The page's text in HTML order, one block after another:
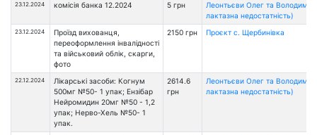
23.12.2024 комісія банка 12.2024 5 грн
Леонтьєви Олег та
лактазна недостатність)
23.12.2024
Проїзд вихованця,
переоформлення інвалідності
та військовий облік, скарги,
фото
2150 грн Проєкт с. Щербинівка
22.12.2024
Лікарські засоби: Когнум
500мг №50- 1 упак; Ензібар
Нейромидин 20мг №50 - 1,2
упак; Нерво-Хель №50- 1
упак.
2614.6
грн
Леонтьєви Олег та
лактазна недостатність)